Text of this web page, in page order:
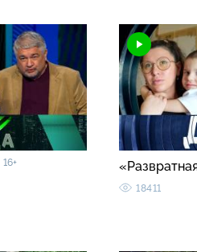
16+
18411